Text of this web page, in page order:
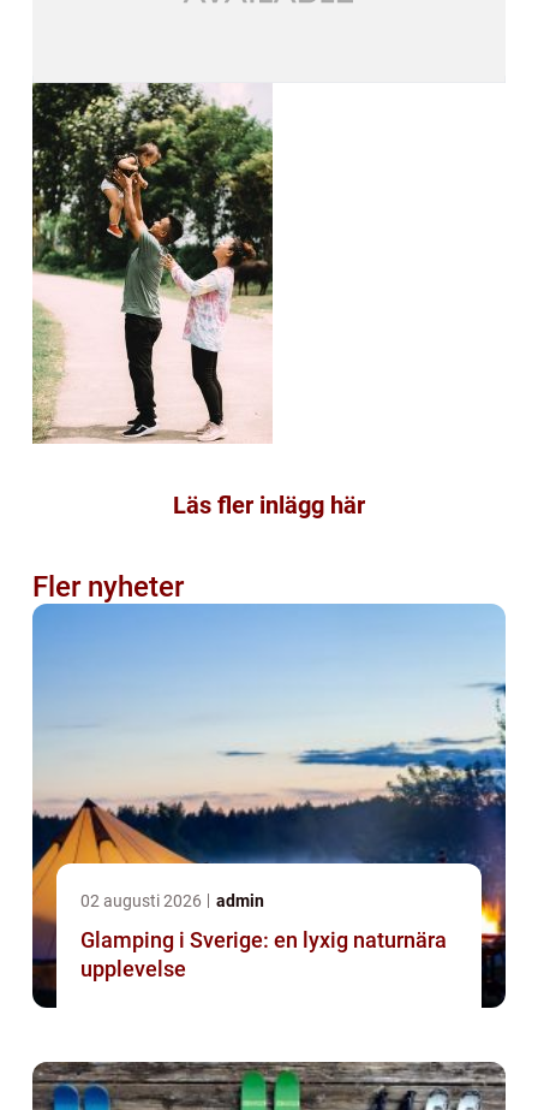
Läs fler inlägg här
Fler nyheter
02 augusti 2026 admin
Glamping i Sverige: en lyxig naturnära
upplevelse